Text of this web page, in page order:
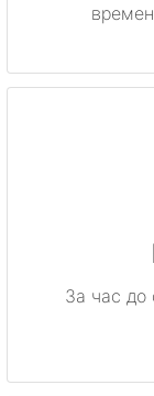
За час до